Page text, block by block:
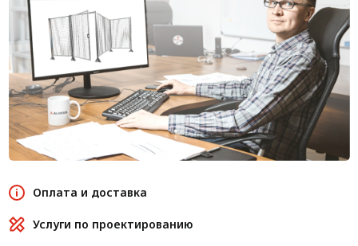
Оплата и доставка
Услуги по проектированию